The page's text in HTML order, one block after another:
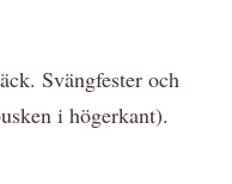
Svängfester och
i högerkant).